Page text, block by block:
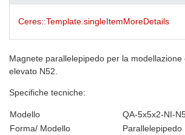
Ceres::Template.singleItemMoreDetails
Magnete parallelepipedo per la modellazione
elevato N52.
Specifiche tecniche:
Modello
QA-5x5x2-NI-
Forma/ Modello
Parallelepipedo